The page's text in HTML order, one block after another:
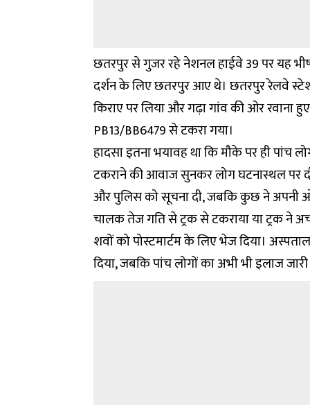
छतरपुर से गुजर रहे नेशनल हाईवे 39 पर यह
दर्शन के लिए छतरपुर आए थे। छतरपुर रेलवे
किराए पर लिया और गढ़ा गांव की ओर
PB13/BB6479 से टकरा गया।
हादसा इतना भयावह था कि मौके पर ही पांच
टकराने की आवाज सुनकर लोग घटनास्थल पर
और पुलिस को सूचना दी, जबकि कुछ ने अपनी
चालक तेज गति से ट्रक से टकराया या ट्रक ने
शवों को पोस्टमार्टम के लिए भेज दिया।
दिया, जबकि पांच लोगों का अभी भी इलाज